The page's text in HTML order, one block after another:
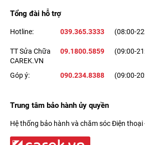
App Store hoặc iTunes.
Tổng đài hỗ trợ
Hotline: 039.365.3333 (08:00-
TT Sửa Chữa
CAREK.VN
09.1800.5859 (09:00-
Góp ý: 090.234.8388 (09:00-
Trung tâm bảo hành ủy quyền
Hệ thống bảo hành và chăm sóc Điện thoại